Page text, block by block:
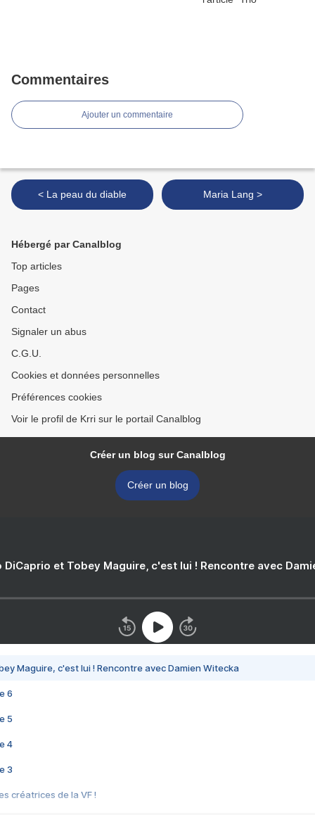
Commentaires
Ajouter un commentaire
< La peau du diable Maria Lang >
Hébergé par Canalblog
Top articles
Pages
Contact
Signaler un abus
C.G.U.
Cookies et données personnelles
Préférences cookies
Voir le profil de Krri sur le portail Canalblog
Créer un blog sur Canalblog
Créer un blog
DiCaprio et Tobey Maguire, c'est lui ! Rencontre avec
Maguire, c'est lui ! Rencontre avec Damien Witecka
6
5
4
3
créatrices de la VF !